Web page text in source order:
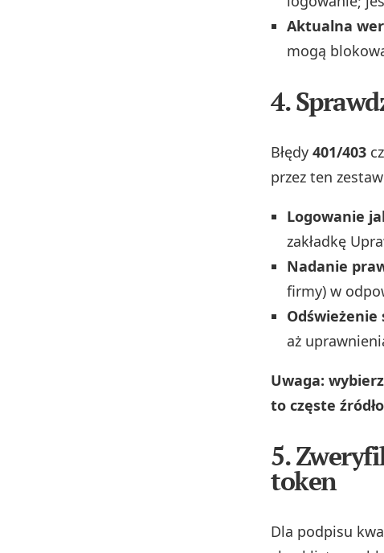
Aktualna
mogą
4.
Błędy 401/403
przez ten
Logowanie
zakładkę
Nadanie
firmy) w
Odświeżenie
aż
Uwaga:
to częste
5.
token
Dla podpisu